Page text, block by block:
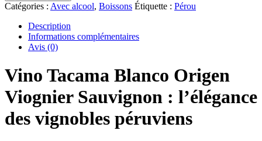
Catégories : Avec alcool, Boissons Étiquette : Pérou
Description
Informations complémentaires
Avis (0)
Vino Tacama Blanco Origen
Viognier Sauvignon : l’élégance
des vignobles péruviens